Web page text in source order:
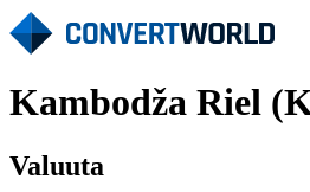
Kambodža Riel
Valuuta